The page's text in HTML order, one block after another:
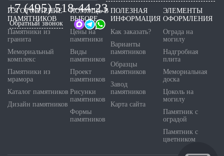
+7 (495) 518-44-23
Обратный звонок
ИЗГОТОВЛЕНИЕ
ПАМЯТНИКОВ
Памятники из
гранита
Мемориальный
комплекс
Памятники из
мрамора
Каталог памятников
Дизайн памятников
ПОМОЩЬ В
ВЫБОРЕ
Цены на
памятники
Виды
памятников
Проект
памятников
Рисунки
памятников
Формы
памятников
ПОЛЕЗНАЯ
ИНФОРМАЦИЯ
Как заказать?
Варианты
памятников
Образцы
памятников
Завод
памятников
Карта сайта
ЭЛЕМЕНТЫ
ОФОРМЛЕНИЯ
Ограда на
могилу
Надгробная
плита
Мемориальная
доска
Цоколь на
могилу
Памятник с
оградой
Памятник с
цветником